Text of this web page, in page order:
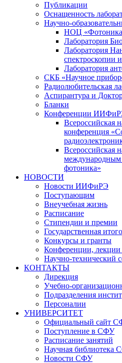
Публикации
Оснащенность
Научно-
НОЦ «Фотоника
Лаборатория
Лаборатория
спектроскопии
Лаборатория
СКБ «Научное
Радиолюбительская
Аспирантура и
Бланки
Конференции
Всероссийская
конференция
Всероссийская
международным
фотоника»
НОВОСТИ
Новости ИИФиРЭ
Поступающим
Внеучебная жизнь
Расписание
Стипендии и премии
Государственная
Конкурсы и гранты
Конференции,
Научно-технический
КОНТАКТЫ
Дирекция
Учебно-
Подразделения
Персоналии
УНИВЕРСИТЕТ
Официальный сайт
Поступление в СФУ
Расписание занятий
Научная библиотека
Новости СФУ